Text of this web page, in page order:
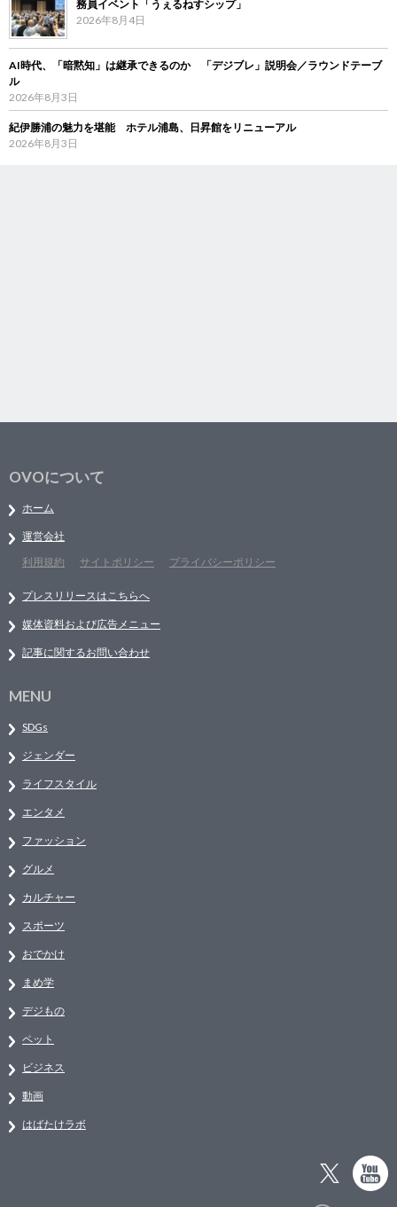
務員イベント「うぇるねすシップ」
2026年8月4日
AI時代、「暗黙知」は継承できるのか 「デジブレ」説明会／ラウンドテーブ
ル
2026年8月3日
紀伊勝浦の魅力を堪能 ホテル浦島、日昇館をリニューアル
2026年8月3日
OVOについて
ホーム
運営会社
利用規約
サイトポリシー プライバシーポリシー
プレスリリースはこちらへ
媒体資料および広告メニュー
記事に関するお問い合わせ
MENU
SDGs
ジェンダー
ライフスタイル
エンタメ
ファッション
グルメ
カルチャー
スポーツ
おでかけ
まめ学
デジもの
ペット
ビジネス
動画
はばたけラボ